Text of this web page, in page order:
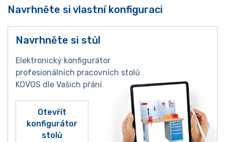
Navrhněte si vlastní konfiguraci
Navrhněte si stůl
Elektronický konfigurátor
profesionálních pracovních stolů
KOVOS dle Vašich přání
Otevřít
konfigurátor
stolů